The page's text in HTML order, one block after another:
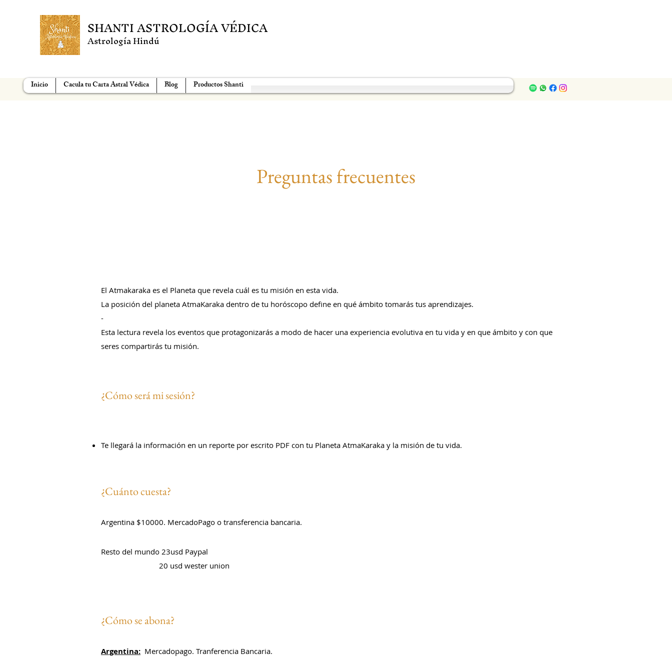
SHANTI ASTROLOGÍA VÉDICA
Astrología Hindú
Inicio Cacula tu Carta Astral Védica Blog Productos Shanti
Preguntas frecuentes
El Atmakaraka es el Planeta que revela cuál es tu misión en esta vida.
La posición del planeta AtmaKaraka dentro de tu horóscopo define en qué ámbito tomarás tus aprendizajes.
-
Esta lectura revela los eventos que protagonizarás a modo de hacer una experiencia evolutiva en tu vida y en que ámbito y con que
seres compartirás tu misión.
¿Cómo será mi sesión?
Te llegará la información en un reporte por escrito PDF con tu Planeta AtmaKaraka y la misión de tu vida.
¿Cuánto cuesta?
Argentina $10000. MercadoPago o transferencia bancaria.
Resto del mundo 23usd Paypal
20 usd wester union
¿Cómo se abona?
Argentina: Mercadopago. Tranferencia Bancaria.